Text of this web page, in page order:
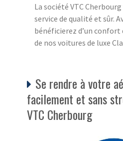
La société VTC
service de qualité et sûr.
bénéficierez d’un confort
de nos voitures de luxe
Se rendre à votre
facilement et sans
VTC Cherbourg